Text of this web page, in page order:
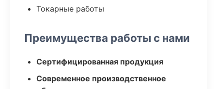
Токарные работы
Преимущества работы с нами
Сертифицированная продукция
Современное производственное